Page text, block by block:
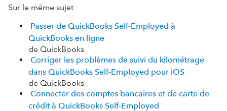
Sur le même sujet
Passer de QuickBooks Self-Employed à
QuickBooks en ligne
de QuickBooks
Corriger les problèmes de suivi du kilométrage
dans QuickBooks Self-Employed pour iOS
de QuickBooks
Connecter des comptes bancaires et de carte de
crédit à QuickBooks Self-Employed